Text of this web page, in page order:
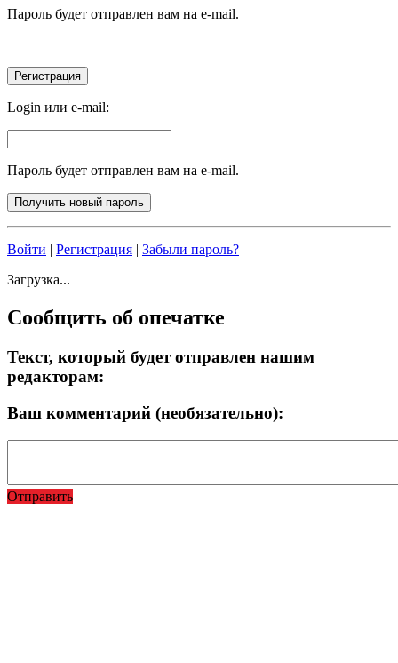
Пароль будет отправлен вам на e-mail.
Login или e-mail:
Пароль будет отправлен вам на e-mail.
Войти | Регистрация | Забыли пароль?
Загрузка...
Сообщить об опечатке
Текст, который будет отправлен нашим
редакторам:
Ваш комментарий (необязательно):
Отправить